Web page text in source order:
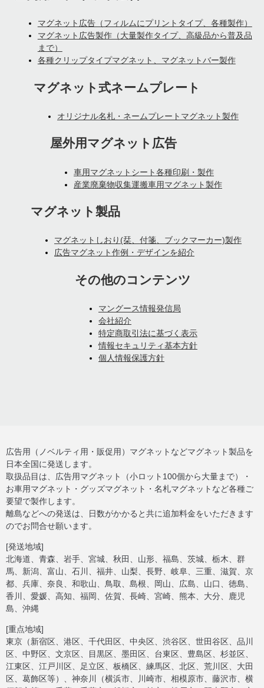
マグネット広告（フィルムにプリントタイプ、各種製作）
マグネット広告製作（大量製作タイプ、高級品から普及品
まで）
各種クリップタイプマグネット、マグネットバー製作
マグネット式ネームプレート
オリジナル名札・ネームプレートマグネット製作
屋外用マグネット広告
車用マグネットシート各種印刷・製作
産業廃棄物収集運搬車用マグネット製作
マグネット製品
マグネットしおり(栞、付箋、ブックマーカー)製作
広告マグネット作例・デザインを紹介
その他のコンテンツ
マングース情報発信局
会社紹介
特定商取引法に基づく表示
情報セキュリティ基本方針
個人情報保護方針
広告用（ノベルティ用・販促用）マグネットなどマグネット製品を
日本全国に発送します。
取扱品目は、広告用マグネット（小ロット100個から大量まで）・
お車用マグネット・グッズマグネット・名札マグネットなど各種ご
要望で製作します。
離島などへの発送は、日数がかかると共に追加料金をいただきます
のでお問合せ願います。
[発送地域]
北海道、青森、岩手、宮城、秋田、山形、福島、茨城、栃木、群
馬、新潟、富山、石川、福井、山梨、長野、岐阜、三重、滋賀、京
都、兵庫、奈良、和歌山、鳥取、島根、岡山、広島、山口、徳島、
香川、愛媛、高知、福岡、佐賀、長崎、宮崎、熊本、大分、鹿児
島、沖縄
[重点地域]
東京（新宿区、港区、千代田区、中央区、渋谷区、世田谷区、品川
区、中野区、文京区、目黒区、墨田区、台東区、豊島区、杉並区、
江東区、江戸川区、足立区、板橋区、練馬区、北区、荒川区、大田
区、葛飾区等）、神奈川（横浜市、川崎市、相模原市、藤沢市、横